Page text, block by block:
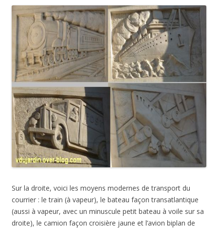
Sur la droite, voici les moyens modernes de transport du
courrier : le train (à vapeur), le bateau façon transatlantique
(aussi à vapeur, avec un minuscule petit bateau à voile sur sa
droite), le camion façon croisière jaune et l’avion biplan de